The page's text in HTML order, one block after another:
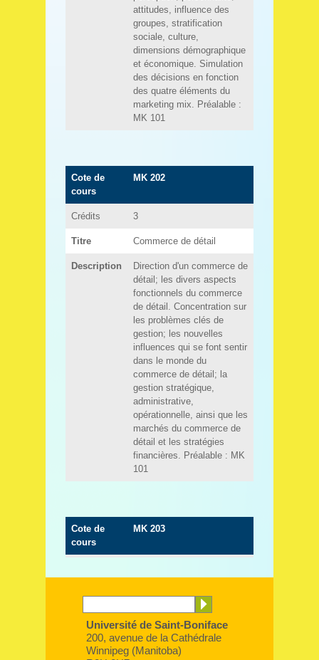
Université de Saint-Boniface
200, avenue de la Cathédrale
Winnipeg (Manitoba)